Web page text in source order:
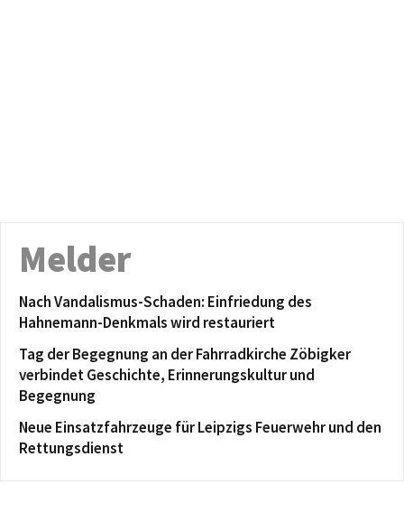
Melder
Nach Vandalismus-Schaden: Einfriedung des
Hahnemann-Denkmals wird restauriert
Tag der Begegnung an der Fahrradkirche Zöbigker
verbindet Geschichte, Erinnerungskultur und
Begegnung
Neue Einsatzfahrzeuge für Leipzigs Feuerwehr und den
Rettungsdienst